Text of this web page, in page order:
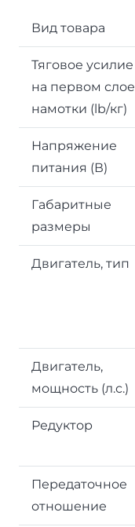
Вид товара
Тяговое усилие
на первом слое
намотки (lb/кг)
Напряжение
питания (В)
Габаритные
размеры
Двигатель, тип
Двигатель,
мощность (л.с.)
Редуктор
Передаточное
отношение